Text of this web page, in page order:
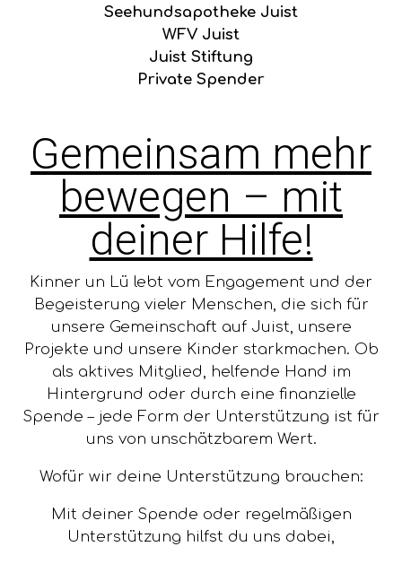
Seehundsapotheke Juist
WFV Juist
Juist Stiftung
Private Spender
Gemeinsam mehr
bewegen – mit
deiner Hilfe!
Kinner un Lü lebt vom Engagement und der
Begeisterung vieler Menschen, die sich für
unsere Gemeinschaft auf Juist, unsere
Projekte und unsere Kinder starkmachen. Ob
als aktives Mitglied, helfende Hand im
Hintergrund oder durch eine finanzielle
Spende – jede Form der Unterstützung ist für
uns von unschätzbarem Wert.
Wofür wir deine Unterstützung brauchen:
Mit deiner Spende oder regelmäßigen
Unterstützung hilfst du uns dabei,